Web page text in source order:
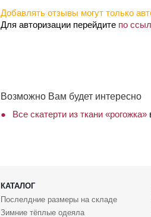
Добавлять отзывы могут только
Для авторизации перейдите по
Возможно Вам будет интересно
Все скатерти из ткани «рогожка»
КАТАЛОГ
Послелдние размеры на складе
Зимние тёплые одеяла